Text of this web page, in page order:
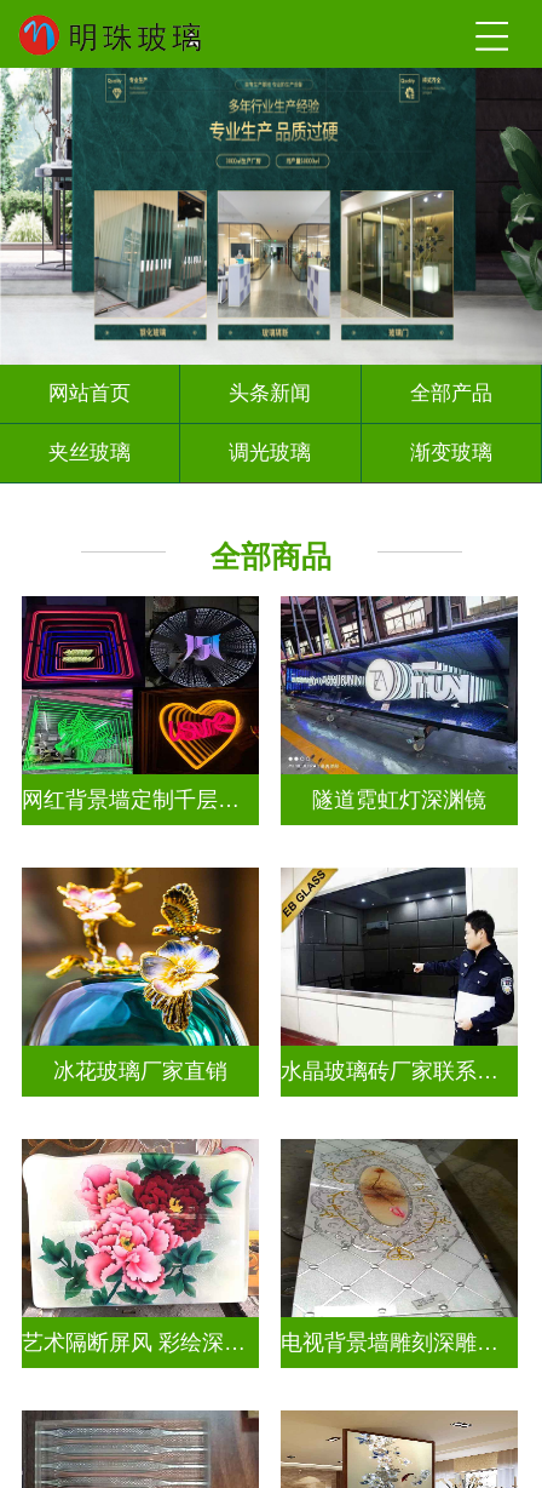
网站首页 头条新闻 全部产品
夹丝玻璃 调光玻璃 渐变玻璃
其它玻璃
全部商品
网红背景墙定制千层镜深渊镜 隧道霓虹灯深渊镜
冰花玻璃厂家直销 水晶玻璃砖厂家联系方式
艺术隔断屏风 彩绘深雕浮雕玻璃 电视背景墙雕刻深雕双面效果